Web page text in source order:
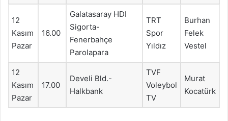
12
Kasım
Pazar
16.00
Galatasaray HDI
Sigorta-
Fenerbahçe
Parolapara
TRT
Spor
Yıldız
Burhan
Felek
Vestel
12
Kasım
Pazar
17.00
Develi Bld.-
Halkbank
TVF
Voleybol
TV
Murat
Kocatürk